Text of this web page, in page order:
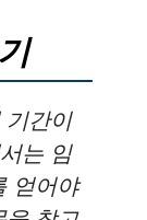
기간이
는 임
얻어야